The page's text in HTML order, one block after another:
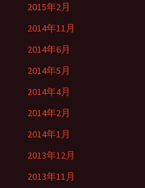
2015年2月
2014年11月
2014年6月
2014年5月
2014年4月
2014年2月
2014年1月
2013年12月
2013年11月